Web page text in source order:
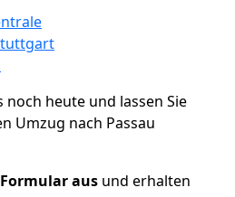
noch heute und lassen Sie
Umzug nach Passau
aus und erhalten